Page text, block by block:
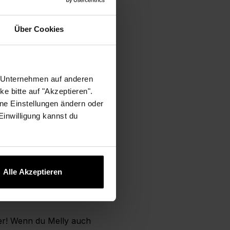
Über Cookies
auf anderen
bitte auf "Akzeptieren".
Einstellungen ändern oder
kannst du
Alle Akzeptieren
ein starkes Netzwerk
nushu unter anderem
und Jobsuche hilft.
bewirb dich und
noch offene Themen?
Wenn du Melly auch